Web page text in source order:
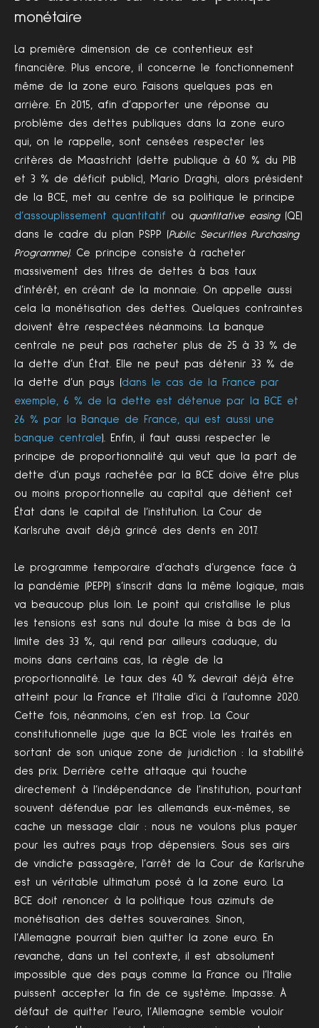
monétaire
La première dimension de ce contentieux est
financière. Plus encore, il concerne le fonctionnement
même de la zone euro. Faisons quelques pas en
arrière. En 2015, afin d’apporter une réponse au
problème des dettes publiques dans la zone euro
qui, on le rappelle, sont censées respecter les
critères de Maastricht (dette publique à 60 % du PIB
et 3 % de déficit public), Mario Draghi, alors président
de la BCE, met au centre de sa politique le principe
d’assouplissement quantitatif ou quantitative easing(QE)
dans le cadre du plan PSPP (Public Securities Purchasing
Programme). Ce principe consiste à racheter
massivement des titres de dettes à bas taux
d’intérêt, en créant de la monnaie. On appelle aussi
cela la monétisation des dettes. Quelques contraintes
doivent être respectées néanmoins. La banque
centrale ne peut pas racheter plus de 25 à 33 % de
la dette d’un État. Elle ne peut pas détenir 33 % de
la dette d’un pays (dans le cas de la France par
exemple, 6 % de la dette est détenue par la BCE et
26 % par la Banque de France, qui est aussi une
banque centrale). Enfin, il faut aussi respecter le
principe de proportionnalité qui veut que la part de
dette d’un pays rachetée par la BCE doive être plus
ou moins proportionnelle au capital que détient cet
État dans le capital de l’institution. La Cour de
Karlsruhe avait déjà grincé des dents en 2017.
Le programme temporaire d’achats d’urgence face à
la pandémie (PEPP) s’inscrit dans la même logique, mais
va beaucoup plus loin. Le point qui cristallise le plus
les tensions est sans nul doute la mise à bas de la
limite des 33 %, qui rend par ailleurs caduque, du
moins dans certains cas, la règle de la
proportionnalité. Le taux des 40 % devrait déjà être
atteint pour la France et l’Italie d’ici à l’automne 2020.
Cette fois, néanmoins, c’en est trop. La Cour
constitutionnelle juge que la BCE viole les traités en
sortant de son unique zone de juridiction : la stabilité
des prix. Derrière cette attaque qui touche
directement à l’indépendance de l’institution, pourtant
souvent défendue par les allemands eux-mêmes, se
cache un message clair : nous ne voulons plus payer
pour les autres pays trop dépensiers. Sous ses airs
de vindicte passagère, l’arrêt de la Cour de Karlsruhe
est un véritable ultimatum posé à la zone euro. La
BCE doit renoncer à la politique tous azimuts de
monétisation des dettes souveraines. Sinon,
l’Allemagne pourrait bien quitter la zone euro. En
revanche, dans un tel contexte, il est absolument
impossible que des pays comme la France ou l’Italie
puissent accepter la fin de ce système. Impasse. À
défaut de quitter l’euro, l’Allemagne semble vouloir